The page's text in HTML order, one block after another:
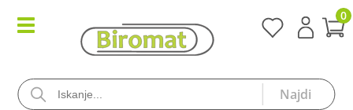
0